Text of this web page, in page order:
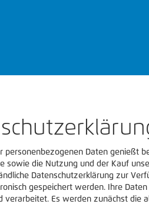
personenbezogenen Daten genießt
sowie die Nutzung und der Kauf
Datenschutzerklärung zur
gespeichert werden. Ihre
verarbeitet. Es werden zunächst die